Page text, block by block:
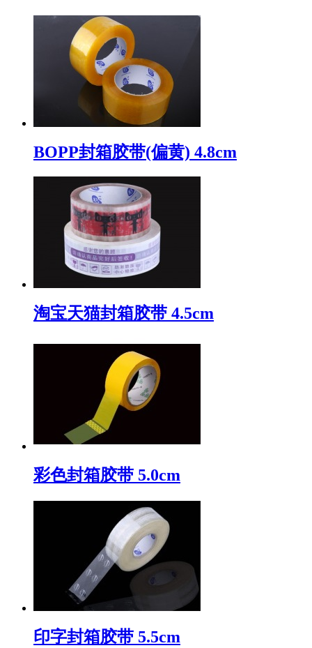
BOPP封箱胶带(偏黄) 4.8cm
淘宝天猫封箱胶带 4.5cm
彩色封箱胶带 5.0cm
印字封箱胶带 5.5cm